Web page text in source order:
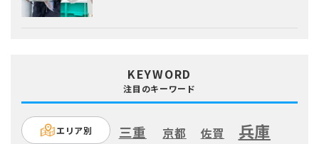
KEYWORD
注目のキーワード
エリア別 三重 京都 佐賀 兵庫